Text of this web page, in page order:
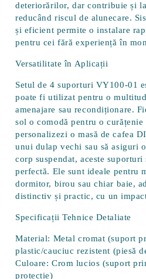
deteriorărilor, dar contribuie și
reducând riscul de alunecare.
și eficient permite o instalare
pentru cei fără experiență în
Versatilitate în Aplicații
Setul de 4 suporturi VY100-01
poate fi utilizat pentru o
amenajare sau recondiționare.
sol o comodă pentru o curățenie
personalizezi o masă de cafea
unui dulap vechi sau să asiguri
corp suspendat, aceste
perfectă. Ele sunt ideale pentru
dormitor, birou sau chiar baie,
distinctiv și practic, cu un
Specificații Tehnice Detaliate
Material: Metal cromat (suport
plastic/cauciuc rezistent (piesă
Culoare: Crom lucios (suport
protecție)